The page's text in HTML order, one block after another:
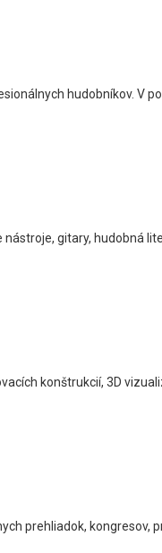
hudobníkov. V
gitary, hudobná
konštrukcií, 3D
prehliadok, kongresov,